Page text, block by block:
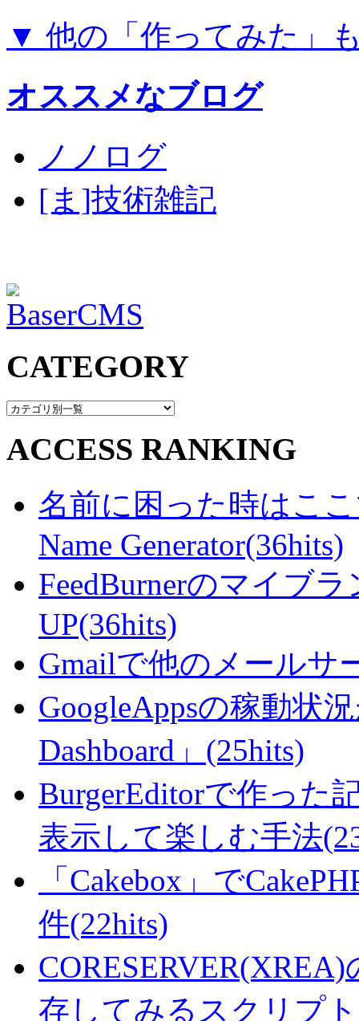
▼ 他の「作ってみた」
オススメなブログ
ノノログ
[ま]技術雑記
CATEGORY
ACCESS RANKING
名前に困った時はここ
Name Generator(36hits)
FeedBurnerのマイブ
UP(36hits)
Gmailで他のメールサ
GoogleAppsの稼動状
Dashboard」(25hits)
BurgerEditorで作った
表示して楽しむ手法
「Cakebox」で
件(22hits)
存してみるスクリプ